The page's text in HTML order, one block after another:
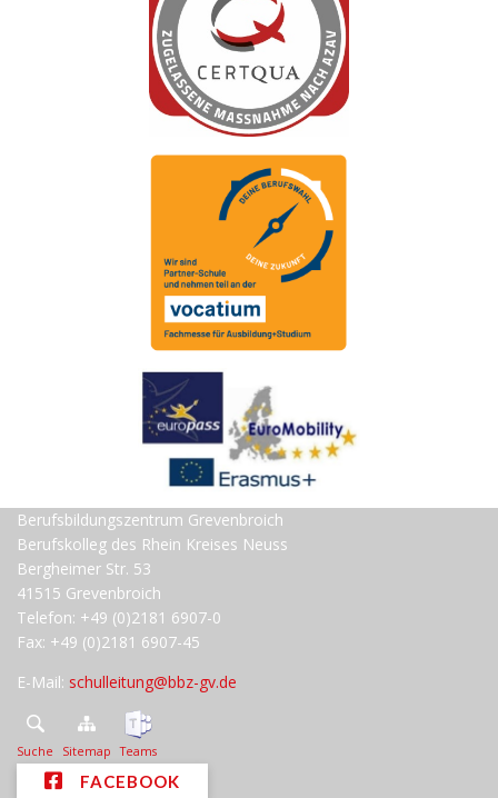
Berufsbildungszentrum Grevenbroich
Berufskolleg des Rhein Kreises Neuss
Bergheimer Str. 53
41515 Grevenbroich
Telefon: +49 (0)2181 6907-0
Fax: +49 (0)2181 6907-45
E-Mail: schulleitung@bbz-gv.de
Suche Sitemap Teams
FACEBOOK